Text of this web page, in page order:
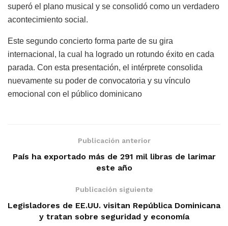
superó el plano musical y se consolidó como un verdadero
acontecimiento social.
Este segundo concierto forma parte de su gira
internacional, la cual ha logrado un rotundo éxito en cada
parada. Con esta presentación, el intérprete consolida
nuevamente su poder de convocatoria y su vínculo
emocional con el público dominicano
Publicación anterior
País ha exportado más de 291 mil libras de larimar
este año
Publicación siguiente
Legisladores de EE.UU. visitan República Dominicana
y tratan sobre seguridad y economía